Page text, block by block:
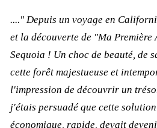
...." Depuis un voyage en
et la découverte de "Ma Première
Sequoia ! Un choc de beauté, de
cette forêt majestueuse et
l'impression de découvrir un
j'étais persuadé que cette
économique, rapide, devait